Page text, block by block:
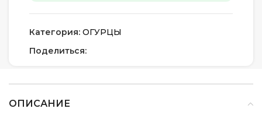
Категория: ОГУРЦЫ
Поделиться:
ОПИСАНИЕ